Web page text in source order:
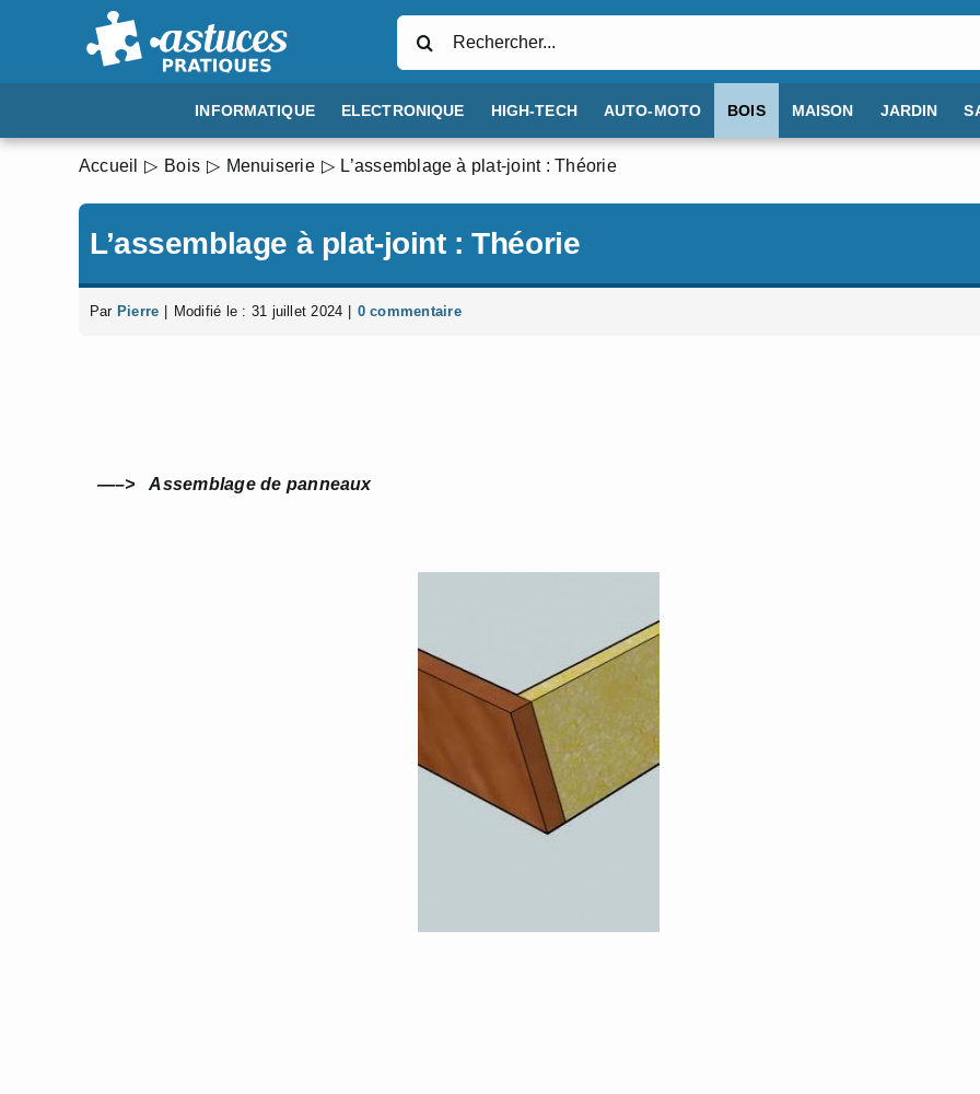
INFORMATIQUE ELECTRONIQUE HIGH-TECH AUTO-MOTO BOIS MAISON JARDIN
Accueil Bois Menuiserie L’assemblage à plat-joint : Théorie
L’assemblage à plat-joint : Théorie
Par Pierre Modifié le : 31 juillet 2024 0 commentaire
—–> Assemblage de panneaux